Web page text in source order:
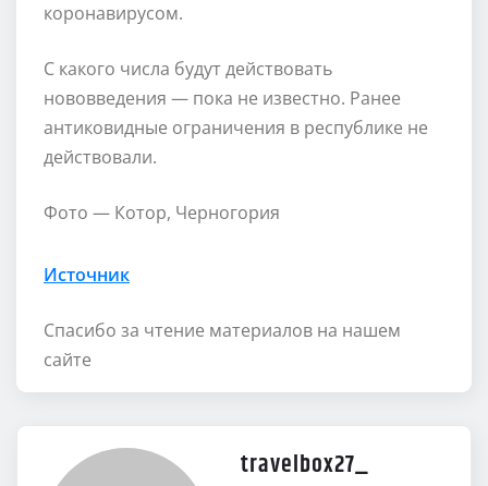
коронавирусом.
С какого числа будут действовать
нововведения — пока не известно. Ранее
антиковидные ограничения в республике не
действовали.
Фото — Котор, Черногория
Источник
Спасибо за чтение материалов на нашем
сайте
travelbox27_